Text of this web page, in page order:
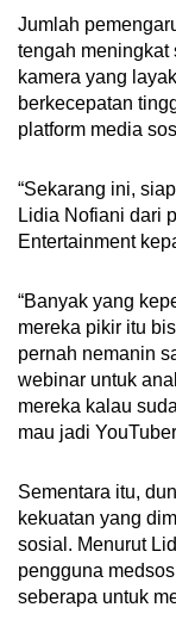
Jumlah
tengah meningkat
kamera yang
berkecepatan
platform media
“Sekarang ini,
Lidia Nofiani dari
Entertainment
“Banyak yang
mereka pikir itu
pernah nemanin
webinar untuk
mereka kalau
mau jadi
Sementara itu,
kekuatan yang
sosial. Menurut
pengguna
seberapa untuk